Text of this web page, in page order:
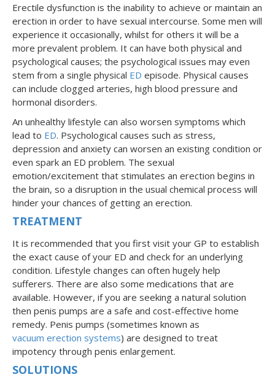
Erectile dysfunction is the inability to achieve or maintain an
erection in order to have sexual intercourse. Some men will
experience it occasionally, whilst for others it will be a
more prevalent problem. It can have both physical and
psychological causes; the psychological issues may even
stem from a single physical ED episode. Physical causes
can include clogged arteries, high blood pressure and
hormonal disorders.
An unhealthy lifestyle can also worsen symptoms which
lead to ED. Psychological causes such as stress,
depression and anxiety can worsen an existing condition or
even spark an ED problem. The sexual
emotion/excitement that stimulates an erection begins in
the brain, so a disruption in the usual chemical process will
hinder your chances of getting an erection.
TREATMENT
It is recommended that you first visit your GP to establish
the exact cause of your ED and check for an underlying
condition. Lifestyle changes can often hugely help
sufferers. There are also some medications that are
available. However, if you are seeking a natural solution
then penis pumps are a safe and cost-effective home
remedy. Penis pumps (sometimes known as
vacuum erection systems) are designed to treat
impotency through penis enlargement.
SOLUTIONS